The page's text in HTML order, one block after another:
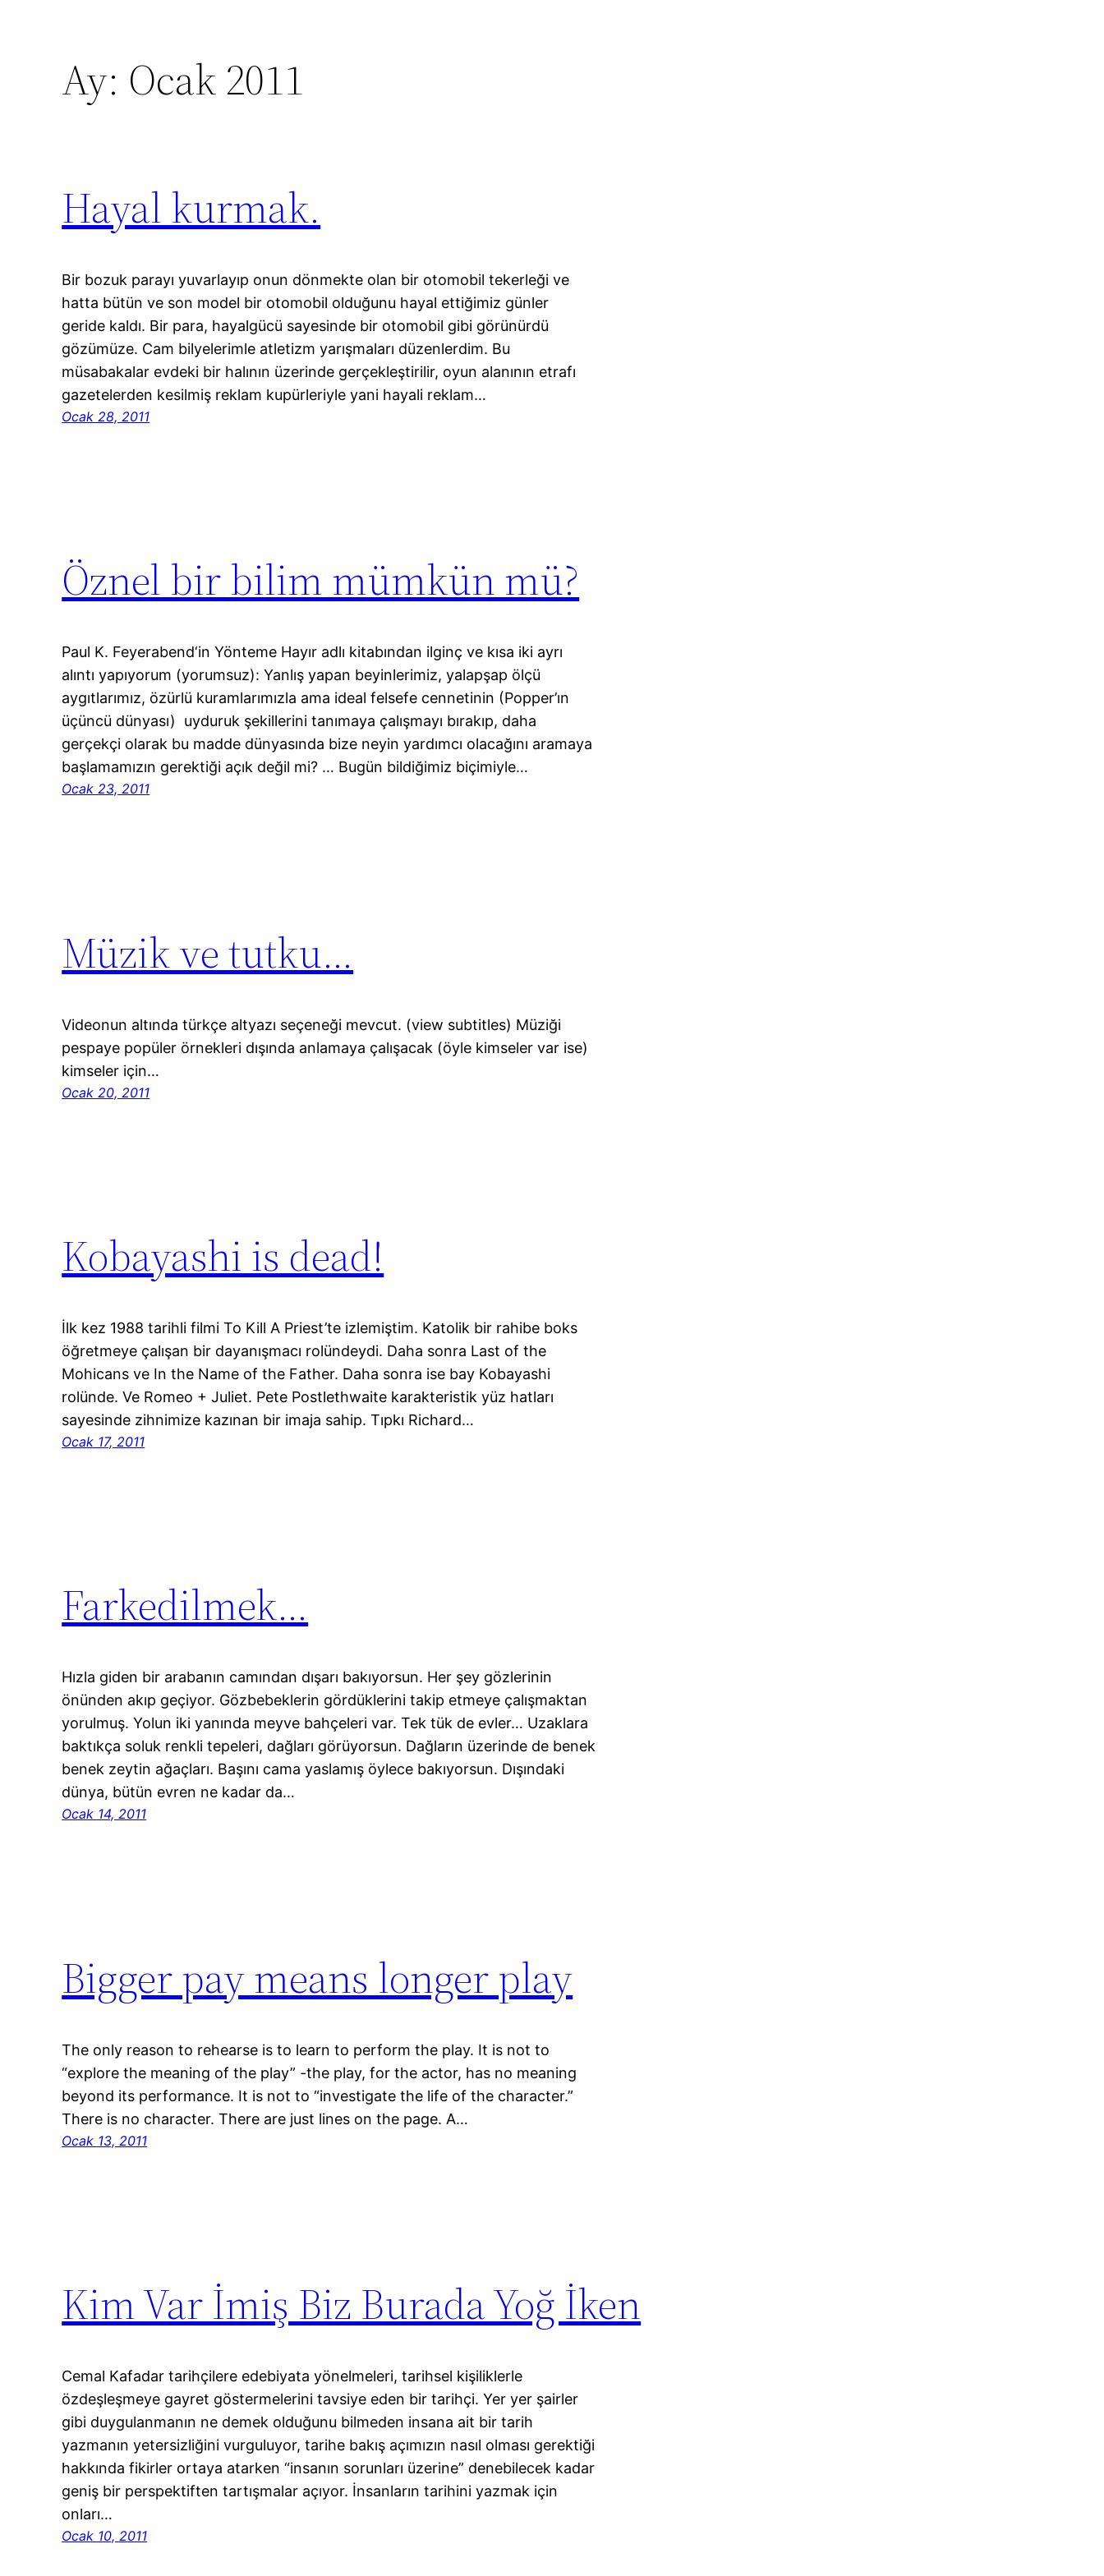
Ay: Ocak 2011
Hayal kurmak.
Bir bozuk parayı yuvarlayıp onun dönmekte olan bir otomobil tekerleği ve
hatta bütün ve son model bir otomobil olduğunu hayal ettiğimiz günler
geride kaldı. Bir para, hayalgücü sayesinde bir otomobil gibi görünürdü
gözümüze. Cam bilyelerimle atletizm yarışmaları düzenlerdim. Bu
müsabakalar evdeki bir halının üzerinde gerçekleştirilir, oyun alanının etrafı
gazetelerden kesilmiş reklam kupürleriyle yani hayali reklam…
Ocak 28, 2011
Öznel bir bilim mümkün mü?
Paul K. Feyerabend‘in Yönteme Hayır adlı kitabından ilginç ve kısa iki ayrı
alıntı yapıyorum (yorumsuz): Yanlış yapan beyinlerimiz, yalapşap ölçü
aygıtlarımız, özürlü kuramlarımızla ama ideal felsefe cennetinin (Popper’ın
üçüncü dünyası) uyduruk şekillerini tanımaya çalışmayı bırakıp, daha
gerçekçi olarak bu madde dünyasında bize neyin yardımcı olacağını aramaya
başlamamızın gerektiği açık değil mi? … Bugün bildiğimiz biçimiyle…
Ocak 23, 2011
Müzik ve tutku…
Videonun altında türkçe altyazı seçeneği mevcut. (view subtitles) Müziği
pespaye popüler örnekleri dışında anlamaya çalışacak (öyle kimseler var ise)
kimseler için…
Ocak 20, 2011
Kobayashi is dead!
İlk kez 1988 tarihli filmi To Kill A Priest’te izlemiştim. Katolik bir rahibe boks
öğretmeye çalışan bir dayanışmacı rolündeydi. Daha sonra Last of the
Mohicans ve In the Name of the Father. Daha sonra ise bay Kobayashi
rolünde. Ve Romeo + Juliet. Pete Postlethwaite karakteristik yüz hatları
sayesinde zihnimize kazınan bir imaja sahip. Tıpkı Richard…
Ocak 17, 2011
Farkedilmek…
Hızla giden bir arabanın camından dışarı bakıyorsun. Her şey gözlerinin
önünden akıp geçiyor. Gözbebeklerin gördüklerini takip etmeye çalışmaktan
yorulmuş. Yolun iki yanında meyve bahçeleri var. Tek tük de evler… Uzaklara
baktıkça soluk renkli tepeleri, dağları görüyorsun. Dağların üzerinde de benek
benek zeytin ağaçları. Başını cama yaslamış öylece bakıyorsun. Dışındaki
dünya, bütün evren ne kadar da…
Ocak 14, 2011
Bigger pay means longer play
The only reason to rehearse is to learn to perform the play. It is not to
“explore the meaning of the play” -the play, for the actor, has no meaning
beyond its performance. It is not to “investigate the life of the character.”
There is no character. There are just lines on the page. A…
Ocak 13, 2011
Kim Var İmiş Biz Burada Yoğ İken
Cemal Kafadar tarihçilere edebiyata yönelmeleri, tarihsel kişiliklerle
özdeşleşmeye gayret göstermelerini tavsiye eden bir tarihçi. Yer yer şairler
gibi duygulanmanın ne demek olduğunu bilmeden insana ait bir tarih
yazmanın yetersizliğini vurguluyor, tarihe bakış açımızın nasıl olması gerektiği
hakkında fikirler ortaya atarken “insanın sorunları üzerine” denebilecek kadar
geniş bir perspektiften tartışmalar açıyor. İnsanların tarihini yazmak için
onları…
Ocak 10, 2011